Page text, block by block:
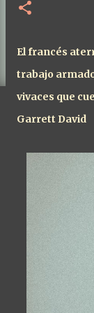
El francés
trabajo
vivaces que
Garrett David